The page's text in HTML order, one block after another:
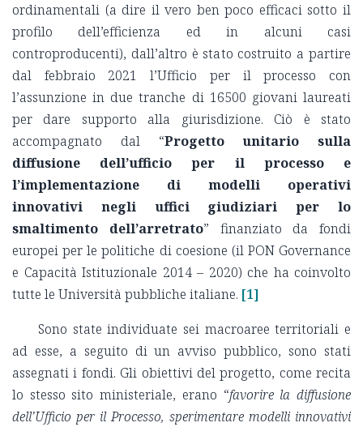
ordinamentali (a dire il vero ben poco efficaci sotto il
profilo dell’efficienza ed in alcuni casi
controproducenti), dall’altro è stato costruito a partire
dal febbraio 2021 l’Ufficio per il processo con
l’assunzione in due tranche di 16500 giovani laureati
per dare supporto alla giurisdizione. Ciò è stato
accompagnato dal “Progetto unitario sulla
diffusione dell’ufficio per il processo e
l’implementazione di modelli operativi
innovativi negli uffici giudiziari per lo
smaltimento dell’arretrato” finanziato da fondi
europei per le politiche di coesione (il PON Governance
e Capacità Istituzionale 2014 – 2020) che ha coinvolto
tutte le Università pubbliche italiane. [1]
Sono state individuate sei macroaree territoriali e
ad esse, a seguito di un avviso pubblico, sono stati
assegnati i fondi. Gli obiettivi del progetto, come recita
lo stesso sito ministeriale, erano “favorire la diffusione
dell’Ufficio per il Processo, sperimentare modelli innovativi